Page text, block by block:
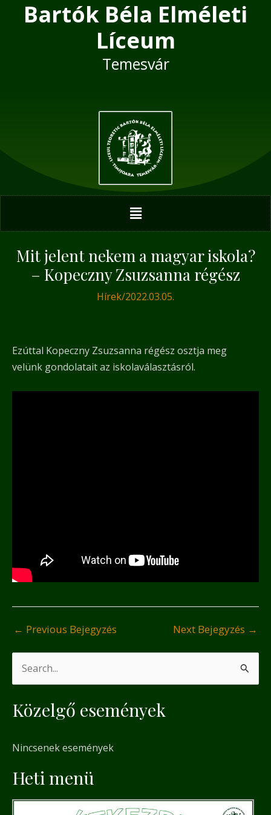
Bartók Béla Elméleti
Líceum
Temesvár
Menu
Mit jelent nekem a magyar iskola?
– Kopeczny Zsuzsanna régész
Hírek/2022.03.05.
Ezúttal Kopeczny Zsuzsanna régész osztja meg
velünk gondolatait az iskolaválasztásról.
Post
navigation
← Previous Bejegyzés Next Bejegyzés →
a
c
f
Közelgő események
Nincsenek események
Heti menü